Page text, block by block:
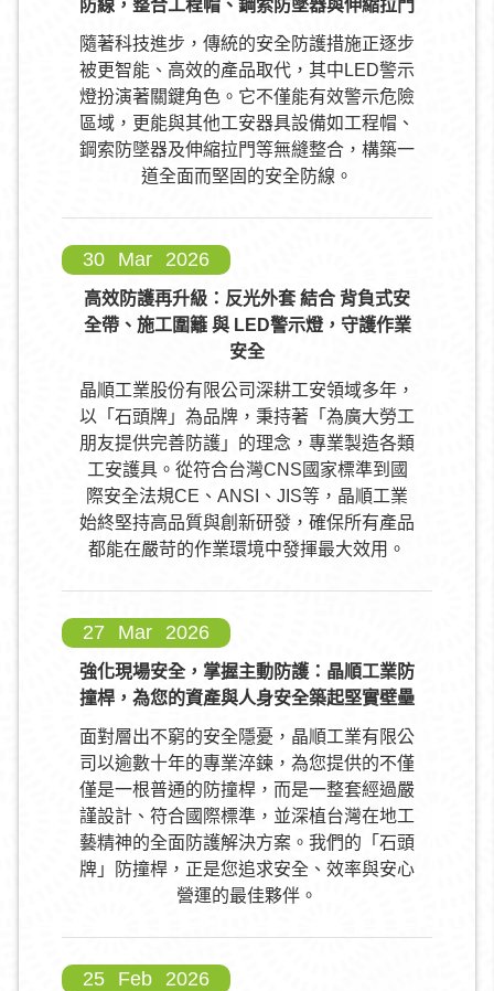
防線，整合工程帽、鋼索防墜器與伸縮拉門
隨著科技進步，傳統的安全防護措施正逐步
被更智能、高效的產品取代，其中LED警示
燈扮演著關鍵角色。它不僅能有效警示危險
區域，更能與其他工安器具設備如工程帽、
鋼索防墜器及伸縮拉門等無縫整合，構築一
道全面而堅固的安全防線。
30 Mar 2026
高效防護再升級：反光外套 結合 背負式安
全帶、施工圍籬 與 LED警示燈，守護作業
安全
晶順工業股份有限公司深耕工安領域多年，
以「石頭牌」為品牌，秉持著「為廣大勞工
朋友提供完善防護」的理念，專業製造各類
工安護具。從符合台灣CNS國家標準到國
際安全法規CE、ANSI、JIS等，晶順工業
始終堅持高品質與創新研發，確保所有產品
都能在嚴苛的作業環境中發揮最大效用。
27 Mar 2026
強化現場安全，掌握主動防護：晶順工業防
撞桿，為您的資產與人身安全築起堅實壁壘
面對層出不窮的安全隱憂，晶順工業有限公
司以逾數十年的專業淬鍊，為您提供的不僅
僅是一根普通的防撞桿，而是一整套經過嚴
謹設計、符合國際標準，並深植台灣在地工
藝精神的全面防護解決方案。我們的「石頭
牌」防撞桿，正是您追求安全、效率與安心
營運的最佳夥伴。
25 Feb 2026